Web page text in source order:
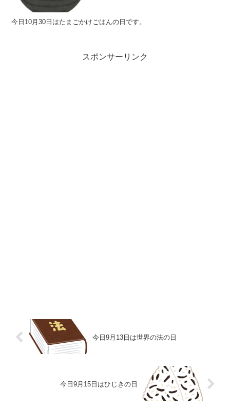
今日10月30日はたまごかけごはんの日です。
スポンサーリンク
今日9月13日は世界の法の日
今日9月15日はひじきの日